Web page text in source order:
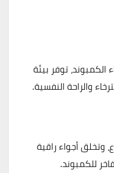
توفر بيئة
والراحة النفسية.
وتخلق أجواء راقية
للكمبوند.